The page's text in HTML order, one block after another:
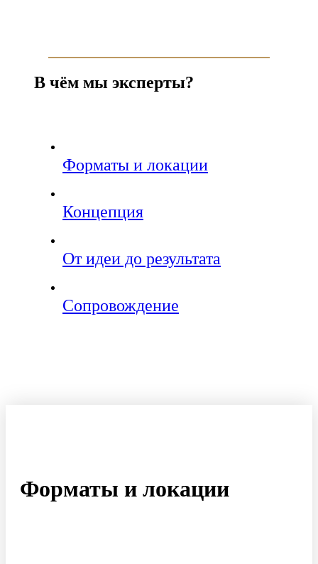
В чём мы эксперты?
Форматы и локации
Концепция
От идеи до результата
Сопровождение
Форматы и локации